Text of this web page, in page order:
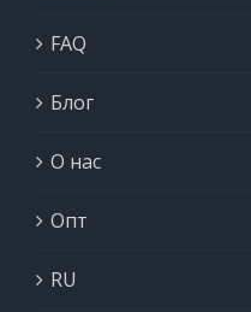
FAQ
Блог
О нас
Опт
RU